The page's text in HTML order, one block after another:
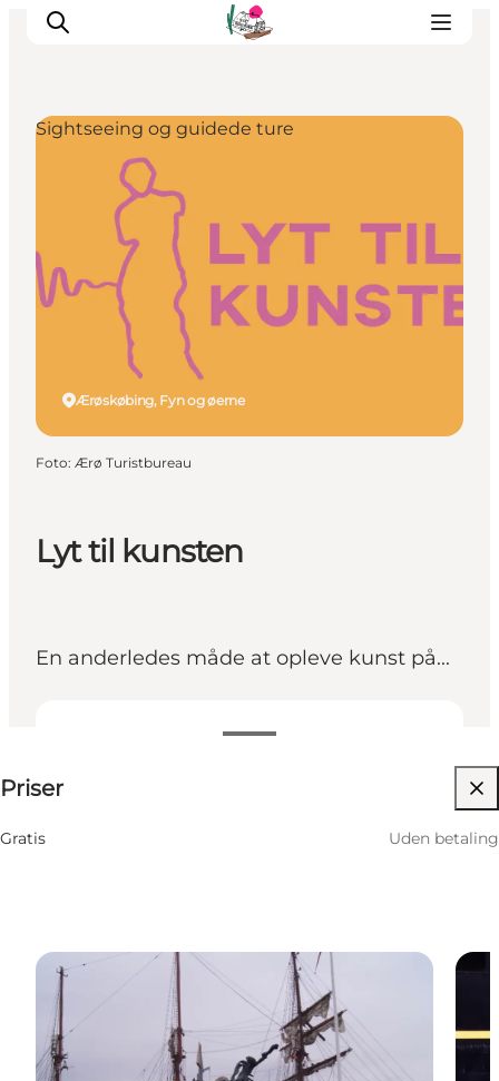
Oplevelser
Café & butik
Geopark Besøgscenter
Om Søbygaard
Det sker
Lyt til kunsten
En anderledes måde at opleve kunst på...
Priser
Gratis Uden betaling
Ærøskøbing, Fyn og øerne
Sightseeing og guidede ture
Foto: Ærø Turistbureau